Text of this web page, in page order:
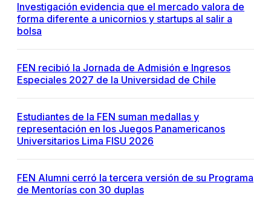
Investigación evidencia que el mercado valora de
forma diferente a unicornios y startups al salir a
bolsa
FEN recibió la Jornada de Admisión e Ingresos
Especiales 2027 de la Universidad de Chile
Estudiantes de la FEN suman medallas y
representación en los Juegos Panamericanos
Universitarios Lima FISU 2026
FEN Alumni cerró la tercera versión de su Programa
de Mentorías con 30 duplas